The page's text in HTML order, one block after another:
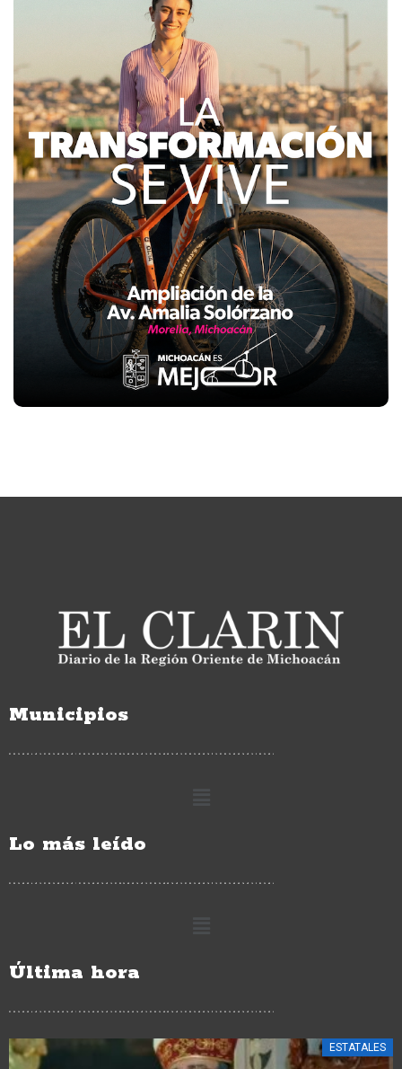
Municipios
Lo más leído
Última hora
ESTATALES